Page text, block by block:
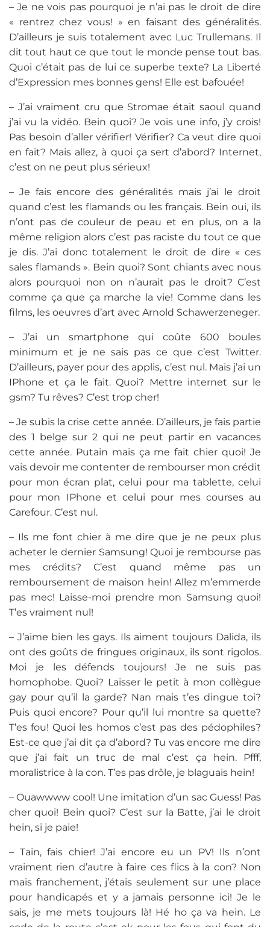
– Je ne vois pas pourquoi je n’ai pas le droit de dire
« rentrez chez vous! » en faisant des généralités.
D’ailleurs je suis totalement avec Luc Trullemans. Il
dit tout haut ce que tout le monde pense tout bas.
Quoi c’était pas de lui ce superbe texte? La Liberté
d’Expression mes bonnes gens! Elle est bafouée!
– J’ai vraiment cru que Stromae était saoul quand
j’ai vu la vidéo. Bein quoi? Je vois une info, j’y crois!
Pas besoin d’aller vérifier! Vérifier? Ca veut dire quoi
en fait? Mais allez, à quoi ça sert d’abord? Internet,
c’est on ne peut plus sérieux!
– Je fais encore des généralités mais j’ai le droit
quand c’est les flamands ou les français. Bein oui, ils
n’ont pas de couleur de peau et en plus, on a la
même religion alors c’est pas raciste du tout ce que
je dis. J’ai donc totalement le droit de dire « ces
sales flamands ». Bein quoi? Sont chiants avec nous
alors pourquoi non on n’aurait pas le droit? C’est
comme ça que ça marche la vie! Comme dans les
films, les oeuvres d’art avec Arnold Schawerzeneger.
– J’ai un smartphone qui coûte 600 boules
minimum et je ne sais pas ce que c’est Twitter.
D’ailleurs, payer pour des applis, c’est nul. Mais j’ai un
IPhone et ça le fait. Quoi? Mettre internet sur le
gsm? Tu rêves? C’est trop cher!
– Je subis la crise cette année. D’ailleurs, je fais partie
des 1 belge sur 2 qui ne peut partir en vacances
cette année. Putain mais ça me fait chier quoi! Je
vais devoir me contenter de rembourser mon crédit
pour mon écran plat, celui pour ma tablette, celui
pour mon IPhone et celui pour mes courses au
Carefour. C’est nul.
– Ils me font chier à me dire que je ne peux plus
acheter le dernier Samsung! Quoi je rembourse pas
mes crédits? C’est quand même pas un
remboursement de maison hein! Allez m’emmerde
pas mec! Laisse-moi prendre mon Samsung quoi!
T’es vraiment nul!
– J’aime bien les gays. Ils aiment toujours Dalida, ils
ont des goûts de fringues originaux, ils sont rigolos.
Moi je les défends toujours! Je ne suis pas
homophobe. Quoi? Laisser le petit à mon collègue
gay pour qu’il la garde? Nan mais t’es dingue toi?
Puis quoi encore? Pour qu’il lui montre sa quette?
T’es fou! Quoi les homos c’est pas des pédophiles?
Est-ce que j’ai dit ça d’abord? Tu vas encore me dire
que j’ai fait un truc de mal c’est ça hein. Pfff,
moralistrice à la con. T’es pas drôle, je blaguais hein!
– Ouawwww cool! Une imitation d’un sac Guess! Pas
cher quoi! Bein quoi? C’est sur la Batte, j’ai le droit
hein, si je paie!
– Tain, fais chier! J’ai encore eu un PV! Ils n’ont
vraiment rien d’autre à faire ces flics à la con? Non
mais franchement, j’étais seulement sur une place
pour handicapés et y a jamais personne ici! Je le
sais, je me mets toujours là! Hé ho ça va hein. Le